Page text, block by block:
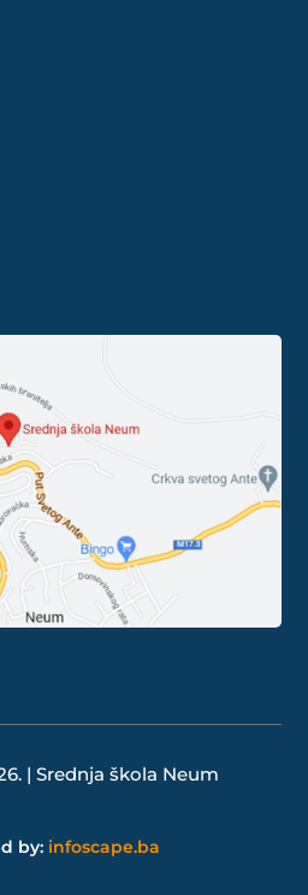
| Srednja škola Neum
by: infoscape.ba